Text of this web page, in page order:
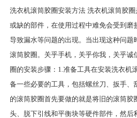
洗衣机滚筒胶圈安装方法 洗衣机滚筒胶
或缺的部件，在使用过程中难免会受到磨
导致漏水等问题的出现。当出现这种问题
滚筒胶圈。关乎手机，关乎你我，关乎诚
圈的安装步骤：1.准备工具在安装洗衣机
备一些必要的工具，包括螺丝刀、扳手、
的滚筒胶圈首先要做的就是将旧的滚筒胶
头、脱下引线和平衡块等硬件部件，然后